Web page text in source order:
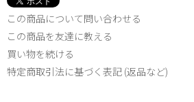
この商品について問い合わせる
この商品を友達に教える
買い物を続ける
特定商取引法に基づく表記 (返品など)